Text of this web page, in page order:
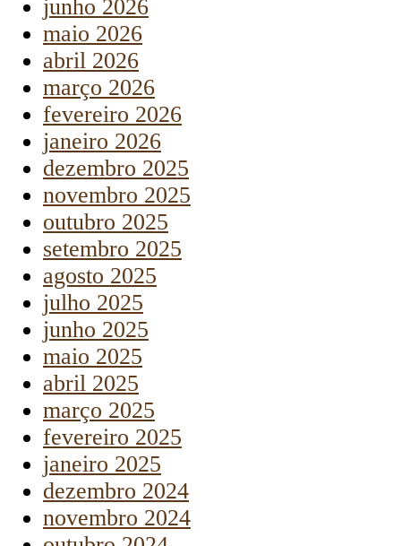
junho 2026
maio 2026
abril 2026
março 2026
fevereiro 2026
janeiro 2026
dezembro 2025
novembro 2025
outubro 2025
setembro 2025
agosto 2025
julho 2025
junho 2025
maio 2025
abril 2025
março 2025
fevereiro 2025
janeiro 2025
dezembro 2024
novembro 2024